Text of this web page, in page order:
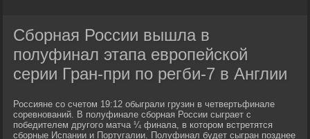
Сборная России вышла в
полуфинал этапа европейской
серии Гран-при по регби-7 в Англии
Россияне со счетом 19:12 обыграли грузин в четвертьфинале
соревнований. В полуфинале сборная России сыграет с
победителем другого матча ¼ финала, в котором встретятся
сборные Испании и Португалии. Полуфинал будет сыгран позднее